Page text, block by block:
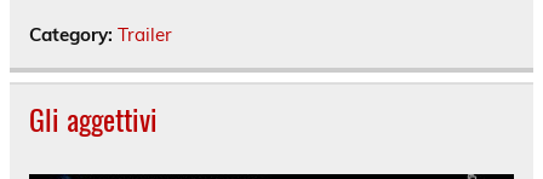
Category: Trailer
Gli aggettivi